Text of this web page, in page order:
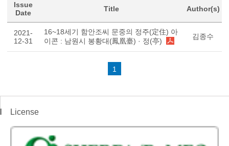
Issue
Date
Title Author(s)
2021-
12-31
16~18세기 함안조씨 문중의 정주(定住) 아
이콘 : 남원시 봉황대(鳳凰臺) · 정(亭)
김종수
1
License